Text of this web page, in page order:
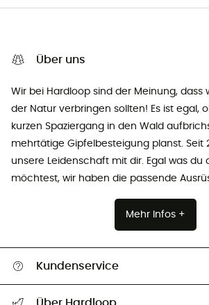
Über uns
Wir bei Hardloop sind der Meinung, dass
der Natur verbringen sollten! Es ist egal,
kurzen Spaziergang in den Wald
mehrtätige Gipfelbesteigung planst. Seit
unsere Leidenschaft mit dir. Egal was du
möchtest, wir haben die passende
Mehr Infos +
Kundenservice